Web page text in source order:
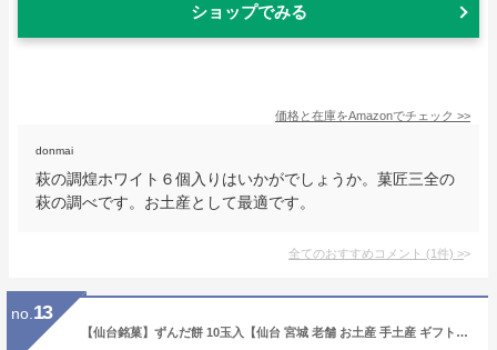
ショップでみる
価格と在庫をAmazonでチェック >>
donmai
萩の調煌ホワイト６個入りはいかがでしょうか。菓匠三全の
萩の調べです。お土産として最適です。
全てのおすすめコメント (1件) >
no. 13
【仙台銘菓】ずんだ餅 10玉入【仙台 宮城 老舗 お土産 手土産 ギフト お取り寄せ ご挨拶 粗品 冷凍 和菓子 お菓子 スイーツ 国産 えだまめ 枝豆 内祝い 出産祝い プチギフト】